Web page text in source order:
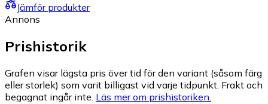
Jämför produkter
Annons
Prishistorik
Grafen visar lägsta pris över tid för den variant (såsom färg
eller storlek) som varit billigast vid varje tidpunkt. Frakt och
begagnat ingår inte. Läs mer om prishistoriken.